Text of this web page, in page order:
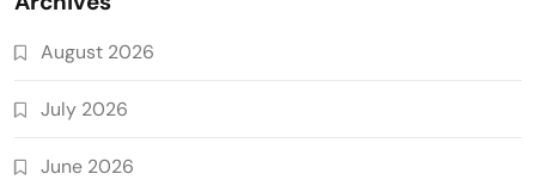
August 2026
July 2026
June 2026